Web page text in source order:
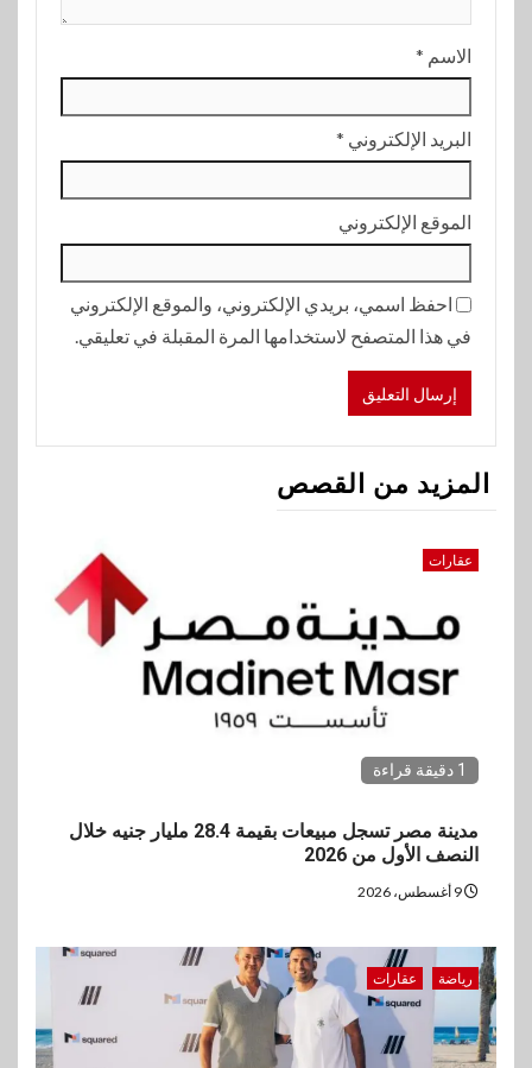
الاسم *
البريد الإلكتروني *
الموقع الإلكتروني
احفظ اسمي، بريدي الإلكتروني، والموقع الإلكتروني
في هذا المتصفح لاستخدامها المرة المقبلة في تعليقي.
المزيد من القصص
عقارات
1 دقيقة قراءة
مدينة مصر تسجل مبيعات بقيمة 28.4 مليار جنيه خلال
النصف الأول من 2026
رياضة عقارات